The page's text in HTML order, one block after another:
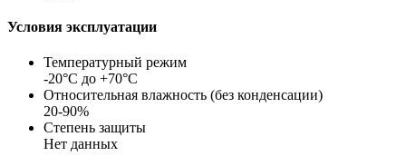
Условия эксплуатации
Температурный режим
-20°C до +70°C
Относительная влажность (без конденсации)
20-90%
Степень защиты
Нет данных